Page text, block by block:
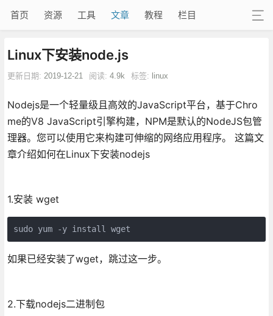
首页 资源 工具 文章 教程 栏目
Linux下安装node.js
更新日期: 2019-12-21 阅读: 4.9k 标签: linux
Nodejs是一个轻量级且高效的JavaScript平台，基于Chro
me的V8 JavaScript引擎构建，NPM是默认的NodeJS包管
理器。您可以使用它来构建可伸缩的网络应用程序。 这篇文
章介绍如何在Linux下安装nodejs
1.安装 wget
sudo yum -y install wget
如果已经安装了wget，跳过这一步。
2.下载nodejs二进制包